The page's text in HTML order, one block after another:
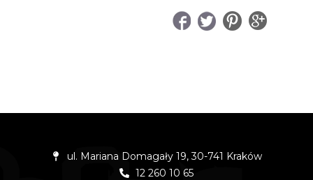
ul. Mariana Domagały 19, 30-741 Kraków
12 260 10 65